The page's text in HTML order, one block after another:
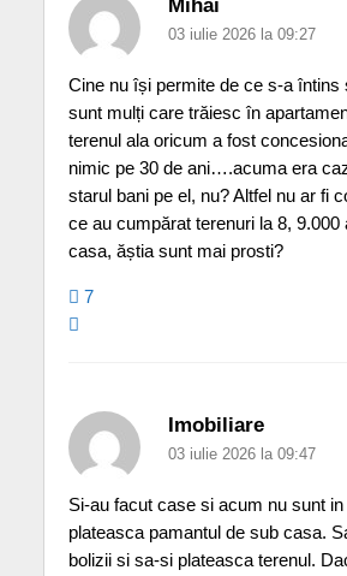
Mihai
03 iulie 2026 la 09:27
Cine nu își permite de ce s-a întins
sunt mulți care trăiesc în
terenul ala oricum a fost
nimic pe 30 de ani….acuma era
starul bani pe el, nu? Altfel nu ar fi
ce au cumpărat terenuri la 8, 9.000
casa, ăștia sunt mai prosti?
7
Imobiliare
03 iulie 2026 la 09:47
Si-au facut case si acum nu sunt
plateasca pamantul de sub casa.
bolizii si sa-si plateasca terenul.